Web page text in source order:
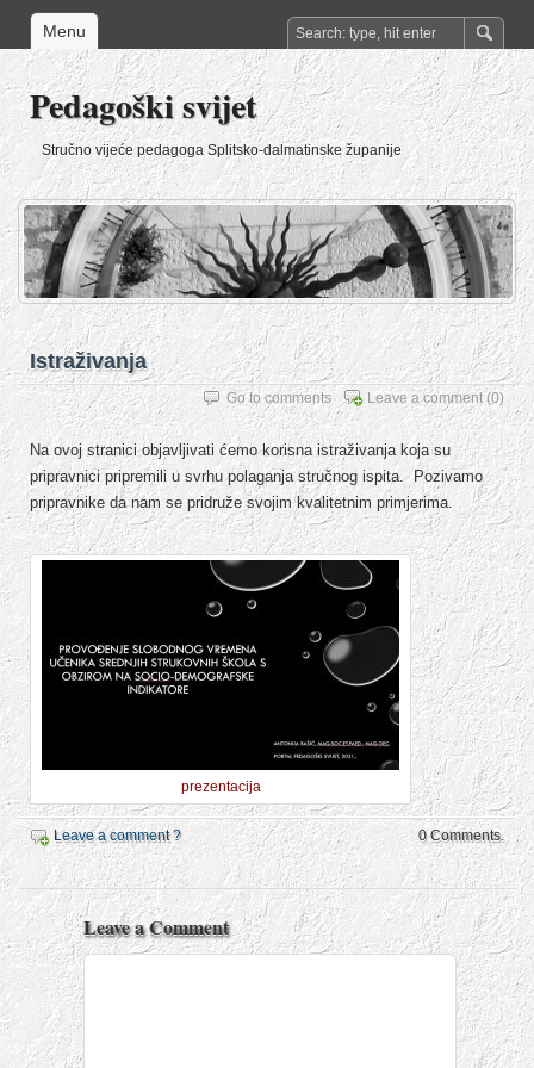
Menu
Pedagoški svijet
Stručno vijeće pedagoga Splitsko-dalmatinske županije
Istraživanja
Leave a comment(0)
Go to comments
Na ovoj stranici objavljivati ćemo korisna istraživanja koja su
pripravnici pripremili u svrhu polaganja stručnog ispita. Pozivamo
pripravnike da nam se pridruže svojim kvalitetnim primjerima.
prezentacija
Leave a comment ? 0 Comments.
Leave a Comment